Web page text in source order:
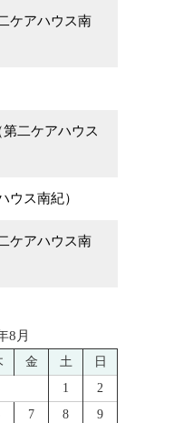
ケアハウス南
二ケアハウス
ウス南紀）
ケアハウス南
8月
金 土
日
1
2
7 8
9